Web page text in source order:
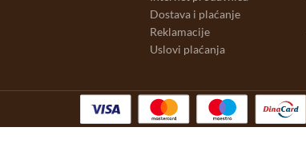
Dostava i plaćanje
Reklamacije
Uslovi plaćanja